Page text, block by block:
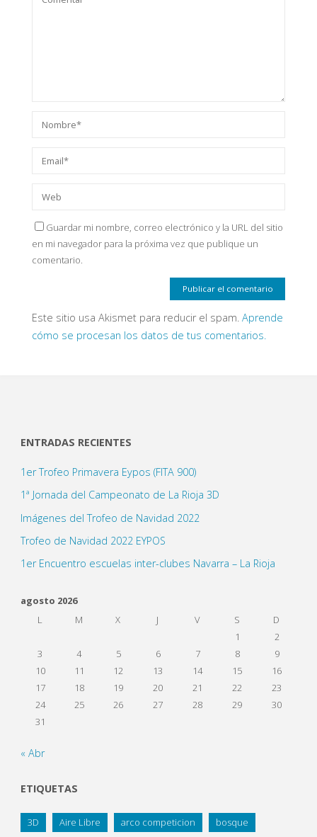
Guardar mi nombre, correo electrónico y la URL del sitio
en mi navegador para la próxima vez que publique un
comentario.
Este sitio usa Akismet para reducir el spam. Aprende
cómo se procesan los datos de tus comentarios.
ENTRADAS RECIENTES
1er Trofeo Primavera Eypos (FITA 900)
1ª Jornada del Campeonato de La Rioja 3D
Imágenes del Trofeo de Navidad 2022
Trofeo de Navidad 2022 EYPOS
1er Encuentro escuelas inter-clubes Navarra – La Rioja
agosto 2026
L
M X J V S
D
1
2
3
4 5 6 7 8
9
10
11 12 13 14 15
16
17
18 19 20 21 22
23
24
25 26 27 28 29
30
31
« Abr
ETIQUETAS
3D Aire Libre arco competicion bosque